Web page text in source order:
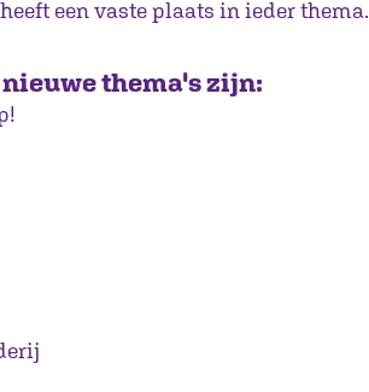
een vaste plaats in ieder thema.
thema's zijn: